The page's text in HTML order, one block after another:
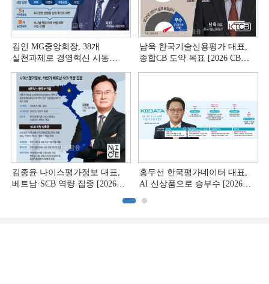
김인 MG중앙회장, 38개
실천과제로 경영혁신 시동
남욱 한국기술신용평가 대표,
종합CB 도약 목표 [2026 CB사
김종윤 나이스평가정보 대표,
베트남·SCB 역량 집중 [2026
홍두선 한국평가데이터 대표,
AI 신상품으로 승부수 [2026